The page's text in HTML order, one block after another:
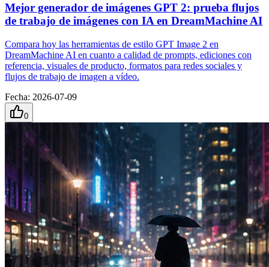
Mejor generador de imágenes GPT 2: prueba flujos
de trabajo de imágenes con IA en DreamMachine AI
Compara hoy las herramientas de estilo GPT Image 2 en
DreamMachine AI en cuanto a calidad de prompts, ediciones con
referencia, visuales de producto, formatos para redes sociales y
flujos de trabajo de imagen a vídeo.
Fecha: 2026-07-09
0